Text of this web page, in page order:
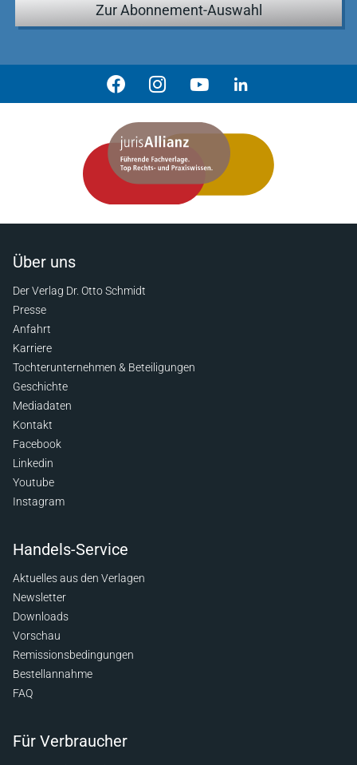
Zur Abonnement-Auswahl
Über uns
Der Verlag Dr. Otto Schmidt
Presse
Anfahrt
Karriere
Tochterunternehmen & Beteiligungen
Geschichte
Mediadaten
Kontakt
Facebook
Linkedin
Youtube
Instagram
Handels-Service
Aktuelles aus den Verlagen
Newsletter
Downloads
Vorschau
Remissionsbedingungen
Bestellannahme
FAQ
Für Verbraucher